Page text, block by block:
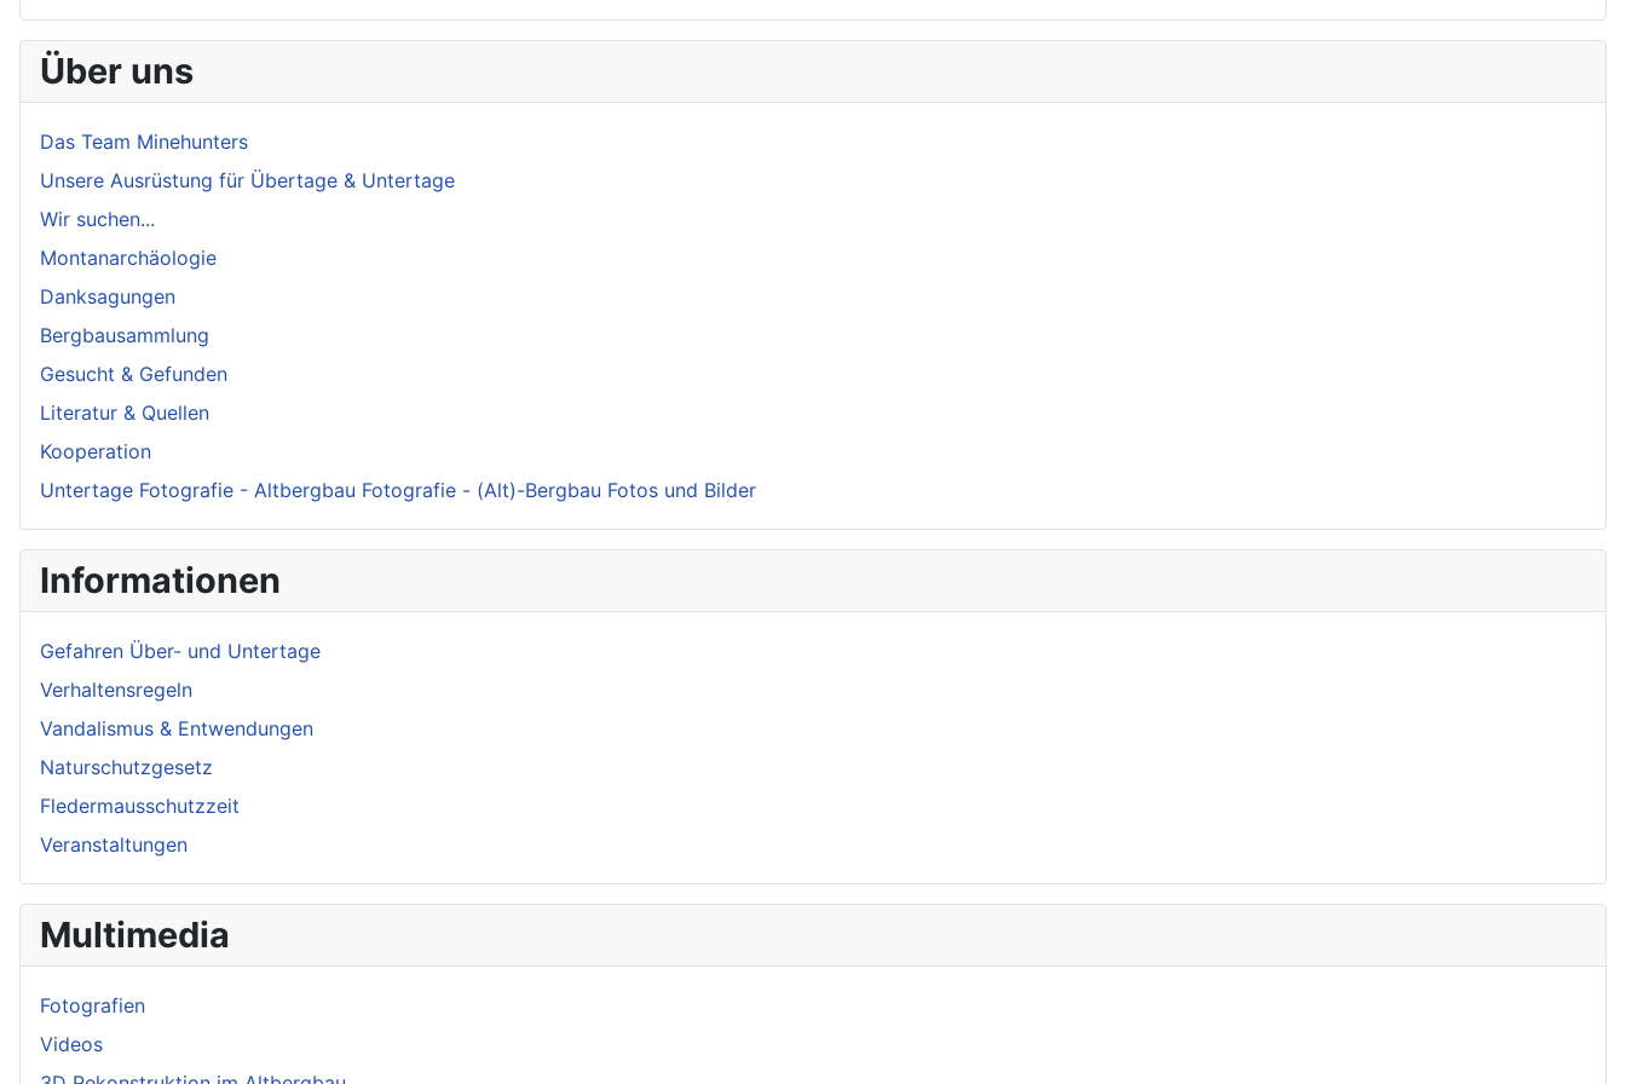
Über uns
Das Team Minehunters
Unsere Ausrüstung für Übertage & Untertage
Wir suchen...
Montanarchäologie
Danksagungen
Bergbausammlung
Gesucht & Gefunden
Literatur & Quellen
Kooperation
Untertage Fotografie - Altbergbau Fotografie - (Alt)-Bergbau Fotos und Bilder
Informationen
Gefahren Über- und Untertage
Verhaltensregeln
Vandalismus & Entwendungen
Naturschutzgesetz
Fledermausschutzzeit
Veranstaltungen
Multimedia
Fotografien
Videos